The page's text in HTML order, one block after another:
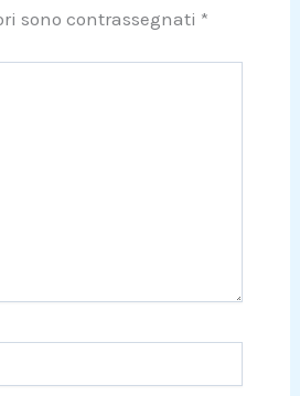
sono contrassegnati *